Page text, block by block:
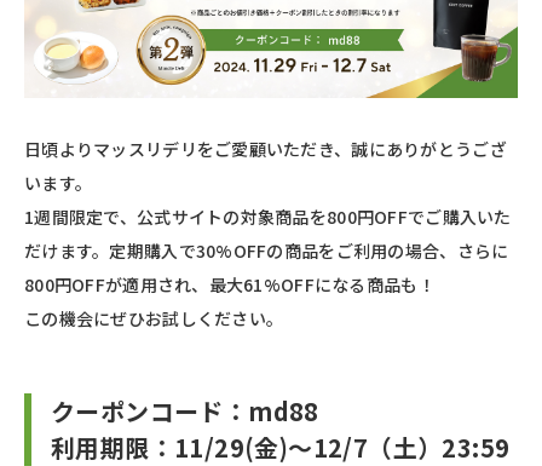
日頃よりマッスリデリをご愛顧いただき、誠にありがとうござ
います。
1週間限定で、公式サイトの対象商品を800円OFFでご購入いた
だけます。定期購入で30%OFFの商品をご利用の場合、さらに
800円OFFが適用され、最大61%OFFになる商品も！
この機会にぜひお試しください。
クーポンコード：md88
利用期限：11/29(金)～12/7（土）23:59